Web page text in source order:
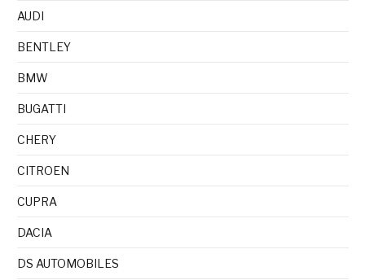
AUDI
BENTLEY
BMW
BUGATTI
CHERY
CITROEN
CUPRA
DACIA
DS AUTOMOBILES